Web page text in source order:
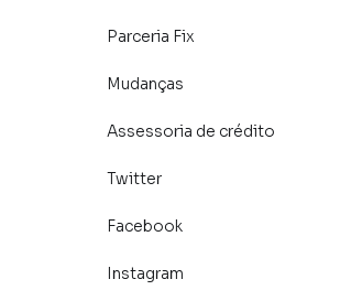
Parceria Fix
Mudanças
Assessoria de crédito
Twitter
Facebook
Instagram